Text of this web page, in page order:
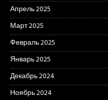
Апрель 2025
Март 2025
Февраль 2025
Январь 2025
Декабрь 2024
Ноябрь 2024